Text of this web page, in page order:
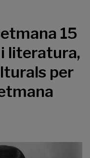
15
literatura,
per